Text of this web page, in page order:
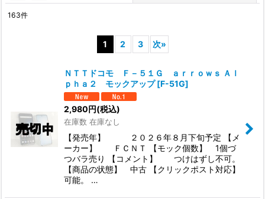
絞り込む
163件
1 2 3 次»
ＮＴＴドコモ Ｆ－５１Ｇ ａｒｒｏｗｓ Ａｌ
ｐｈａ２ モックアップ [F-51G]
2,980円(税込)
在庫数 在庫なし
【発売年】 ２０２６年８月下旬予定 【メ
ーカー】 ＦＣＮＴ 【モック個数】 1個づ
つバラ売り 【コメント】 つけはずし不可。
【商品の状態】 中古 【クリックポスト対応】
可能。 …